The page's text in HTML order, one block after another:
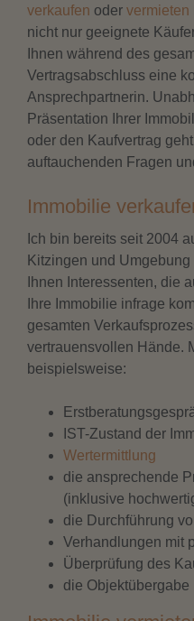
verkaufen oder vermieten
nicht nur geeignete
Ihnen während des
Vertragsabschluss eine
Ansprechpartnerin.
Präsentation Ihrer
oder den Kaufvertrag
auftauchenden Fragen
Immobilie
Ich bin bereits seit 2004
Kitzingen und Umgebung
Ihnen Interessenten, die
Ihre Immobilie infrage
gesamten
vertrauensvollen Hände.
beispielsweise:
IST-Zustand der
Wertermittlung
die ansprechende
(inklusive
die Durchführung
Verhandlungen mit
Überprüfung des
die Objektübergabe